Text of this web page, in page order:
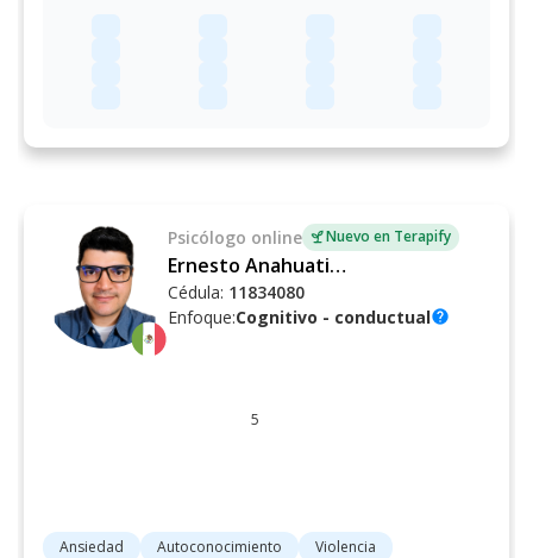
Psicólogo online Nuevo en Terapify
Ernesto Anahuati Manrique
Cédula: 11834080
Enfoque:Cognitivo - conductualhelp
5
Ansiedad Autoconocimiento
Violencia